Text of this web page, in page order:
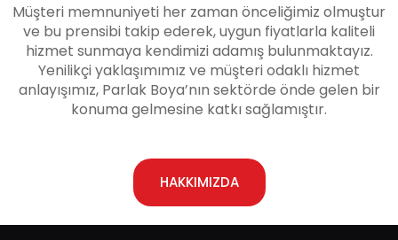
Müşteri memnuniyeti her zaman önceliğimiz olmuştur
ve bu prensibi takip ederek, uygun fiyatlarla kaliteli
hizmet sunmaya kendimizi adamış bulunmaktayız.
Yenilikçi yaklaşımımız ve müşteri odaklı hizmet
anlayışımız, Parlak Boya’nın sektörde önde gelen bir
konuma gelmesine katkı sağlamıştır.
HAKKIMIZDA